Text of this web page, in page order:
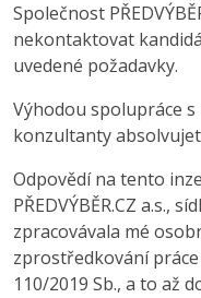
Společnost
nekontaktovat
uvedené požadavky.
Výhodou spolupráce s
konzultanty
Odpovědí na tento
PŘEDVÝBĚR.CZ a.s.,
zpracovávala mé
zprostředkování
110/2019 Sb., a to až